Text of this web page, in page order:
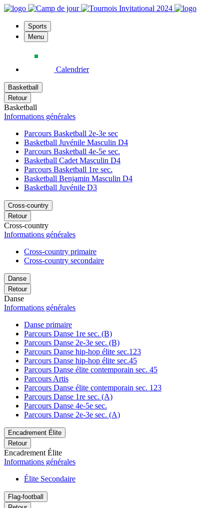
Sports
Menu
Calendrier
Basketball
Retour
Basketball
Informations générales
Parcours Basketball 2e-3e sec
Basketball Juvénile Masculin D4
Parcours Basketball 4e-5e sec.
Basketball Cadet Masculin D4
Parcours Basketball 1re sec.
Basketball Benjamin Masculin D4
Basketball Juvénile D3
Cross-country
Retour
Cross-country
Informations générales
Cross-country primaire
Cross-country secondaire
Danse
Retour
Danse
Informations générales
Danse primaire
Parcours Danse 1re sec. (B)
Parcours Danse 2e-3e sec. (B)
Parcours Danse hip-hop élite sec.123
Parcours Danse hip-hop élite sec.45
Parcours Danse élite contemporain sec. 45
Parcours Artis
Parcours Danse élite contemporain sec. 123
Parcours Danse 1re sec. (A)
Parcours Danse 4e-5e sec.
Parcours Danse 2e-3e sec. (A)
Encadrement Élite
Retour
Encadrement Élite
Informations générales
Élite Secondaire
Flag-football